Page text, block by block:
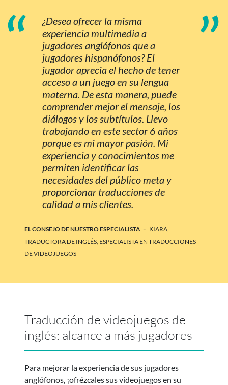
“
¿Desea ofrecer la misma
experiencia multimedia a
jugadores anglófonos que a
jugadores hispanófonos? El
jugador aprecia el hecho de tener
acceso a un juego en su lengua
materna. De esta manera, puede
comprender mejor el mensaje, los
diálogos y los subtítulos. Llevo
trabajando en este sector 6 años
porque es mi mayor pasión. Mi
experiencia y conocimientos me
permiten identificar las
necesidades del público meta y
proporcionar traducciones de
calidad a mis clientes.
”
EL CONSEJO DE NUESTRO ESPECIALISTA - KIARA,
TRADUCTORA DE INGLÉS, ESPECIALISTA EN TRADUCCIONES
DE VIDEOJUEGOS
Traducción de videojuegos de
inglés: alcance a más jugadores
Para mejorar la experiencia de sus jugadores
anglófonos, ¡ofrézcales sus videojuegos en su